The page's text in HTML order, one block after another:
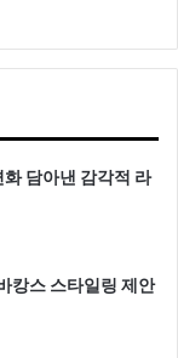
담아낸 감각적 라
캉스 스타일링 제안